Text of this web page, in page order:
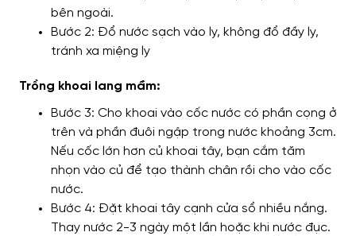
bên ngoài.
Bước 2: Đổ nước sạch vào ly, không đổ đầy ly,
tránh xa miệng ly
Trồng khoai lang mầm:
Bước 3: Cho khoai vào cốc nước có phần cọng ở
trên và phần đuôi ngập trong nước khoảng 3cm.
Nếu cốc lớn hơn củ khoai tây, bạn cắm tăm
nhọn vào củ để tạo thành chân rồi cho vào cốc
nước.
Bước 4: Đặt khoai tây cạnh cửa sổ nhiều nắng.
Thay nước 2-3 ngày một lần hoặc khi nước đục.